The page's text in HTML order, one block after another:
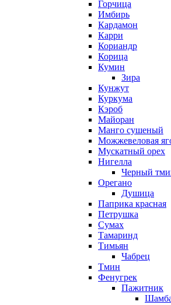
Горчица
Имбирь
Кардамон
Карри
Кориандр
Корица
Кумин
Зира
Кунжут
Куркума
Кэроб
Майоран
Манго сушеный
Можжевеловая
Мускатный орех
Нигелла
Черный
Орегано
Душица
Паприка красная
Петрушка
Сумах
Тамаринд
Тимьян
Чабрец
Тмин
Фенугрек
Пажитник